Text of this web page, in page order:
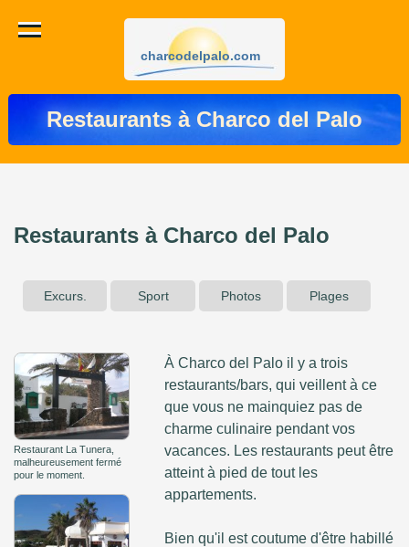
charcodelpalo.com
Restaurants à Charco del Palo
Restaurants à Charco del Palo
Excurs. Sport Photos Plages
Restaurant La Tunera,
malheureusement fermé
pour le moment.
À Charco del Palo il y a trois
restaurants/bars, qui veillent à ce
que vous ne mainquiez pas de
charme culinaire pendant vos
vacances. Les restaurants peut être
atteint à pied de tout les
appartements.
Bien qu'il est coutume d'être habillé